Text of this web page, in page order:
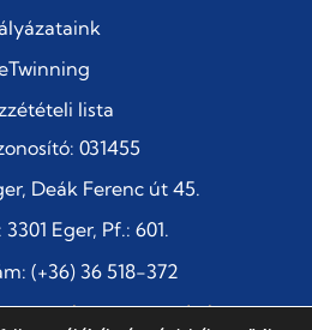
lista
031455
Deák Ferenc út 45.
Eger, Pf.: 601.
(+36) 36 518-372
eger.edu.hu